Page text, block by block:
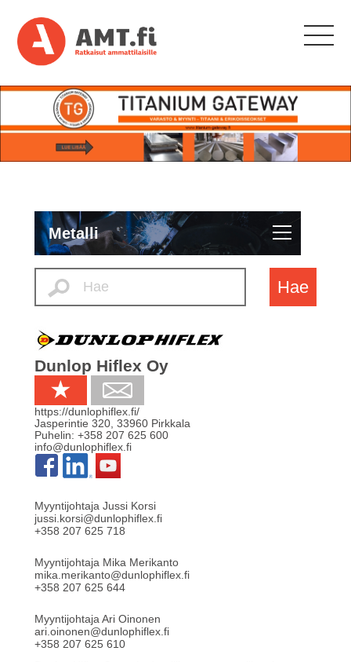
Metalli
Hae
Dunlop Hiflex Oy
https://dunlophiflex.fi/
Jasperintie 320 33960 Pirkkala
Puhelin: +358 207 625 600
info@dunlophiflex.fi
Myyntijohtaja Jussi Korsi
jussi.korsi@dunlophiflex.fi
+358 207 625 718
Myyntijohtaja Mika Merikanto
mika.merikanto@dunlophiflex.fi
+358 207 625 644
Myyntijohtaja Ari Oinonen
ari.oinonen@dunlophiflex.fi
+358 207 625 610